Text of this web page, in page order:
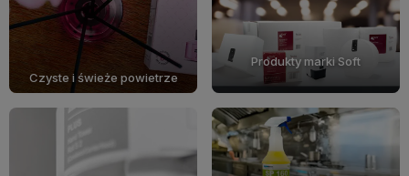
Czyste i świeże powietrze
Produkty marki Soft